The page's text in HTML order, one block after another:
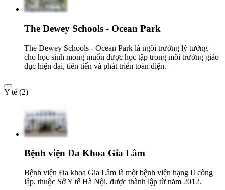
The Dewey Schools - Ocean Park
The Dewey Schools - Ocean Park là ngôi trường lý tưởng
cho học sinh mong muốn được học tập trong môi trường giáo
dục hiện đại, tiên tiến và phát triển toàn diện.
Y tế (2)
Bệnh viện Đa Khoa Gia Lâm
Bệnh viện Đa khoa Gia Lâm là một bệnh viện hạng II công
lập, thuộc Sở Y tế Hà Nội, được thành lập từ năm 2012.